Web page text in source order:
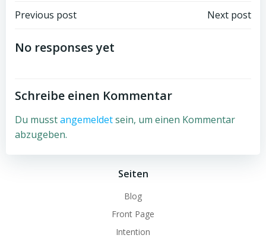
Beitragsnavigation
Previous post Next post
No responses yet
Schreibe einen Kommentar
Du musstangemeldetsein, um einen Kommentar
abzugeben.
Seiten
Blog
Front Page
Intention